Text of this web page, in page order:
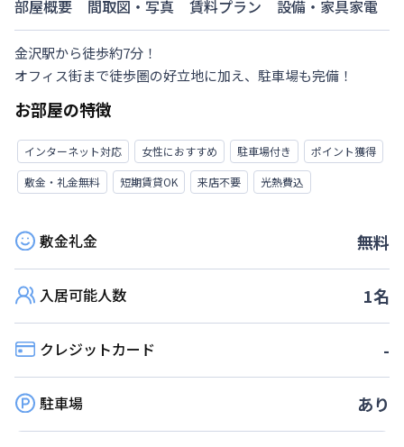
部屋概要 間取図・写真 賃料プラン 設備・家具家電
金沢駅から徒歩約7分！
オフィス街まで徒歩圏の好立地に加え、駐車場も完備！
お部屋の特徴
インターネット対応 女性におすすめ 駐車場付き
ポイント獲得
敷金・礼金無料
短期賃貸OK 来店不要 光熱費込
敷金礼金 無料
入居可能人数 1名
クレジットカード -
駐車場 あり